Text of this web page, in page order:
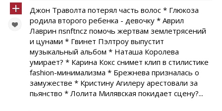
Джон Траволта потерял часть волос * Глюкоза
родила второго ребенка - девочку * Аврил
Лаврин пsnftncz помочь жертвам землетрясений
и цунами * Гвинет Пэлтроу выпустит
музыкальный альбом * Наташа Королева
умирает? * Карина Кокс снимет клип в стилистике
fashion-минимализма * Брежнева призналась о
замужестве * Кристину Агилеру арестовали за
пьянство * Лолита Милявская покидает сцену?...